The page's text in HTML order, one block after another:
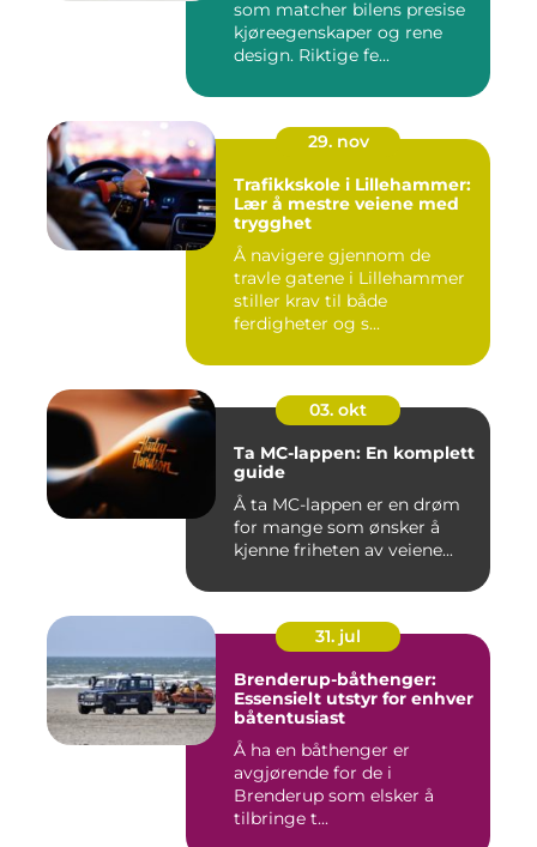
som matcher bilens presise
kjøreegenskaper og rene
design. Riktige fe...
29. nov
Trafikkskole i Lillehammer:
Lær å mestre veiene med
trygghet
Å navigere gjennom de
travle gatene i Lillehammer
stiller krav til både
ferdigheter og s...
03. okt
Ta MC-lappen: En komplett
guide
Å ta MC-lappen er en drøm
for mange som ønsker å
kjenne friheten av veiene...
31. jul
Brenderup-båthenger:
Essensielt utstyr for enhver
båtentusiast
Å ha en båthenger er
avgjørende for de i
Brenderup som elsker å
tilbringe t...